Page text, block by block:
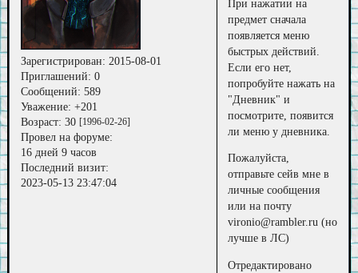
Зарегистрирован: 2015-08-01
Приглашений: 0
Сообщений: 589
Уважение: +201
Возраст: 30 [1996-02-26]
Провел на форуме:
16 дней 9 часов
Последний визит:
2023-05-13 23:47:04
При нажатии на
предмет сначала
появляется меню
быстрых действий.
Если его нет,
попробуйте нажать на
"Дневник" и
посмотрите, появится
ли меню у дневника.
Пожалуйста,
отправьте сейв мне в
личные сообщения
или на почту
vironio@rambler.ru (но
лучше в ЛС)
Отредактировано